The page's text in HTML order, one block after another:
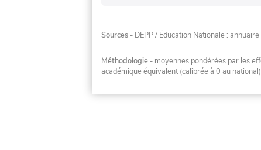
Sources - DEPP / Éducation Nationale :
Méthodologie - moyennes pondérées par les
académique équivalent (calibrée à 0 au